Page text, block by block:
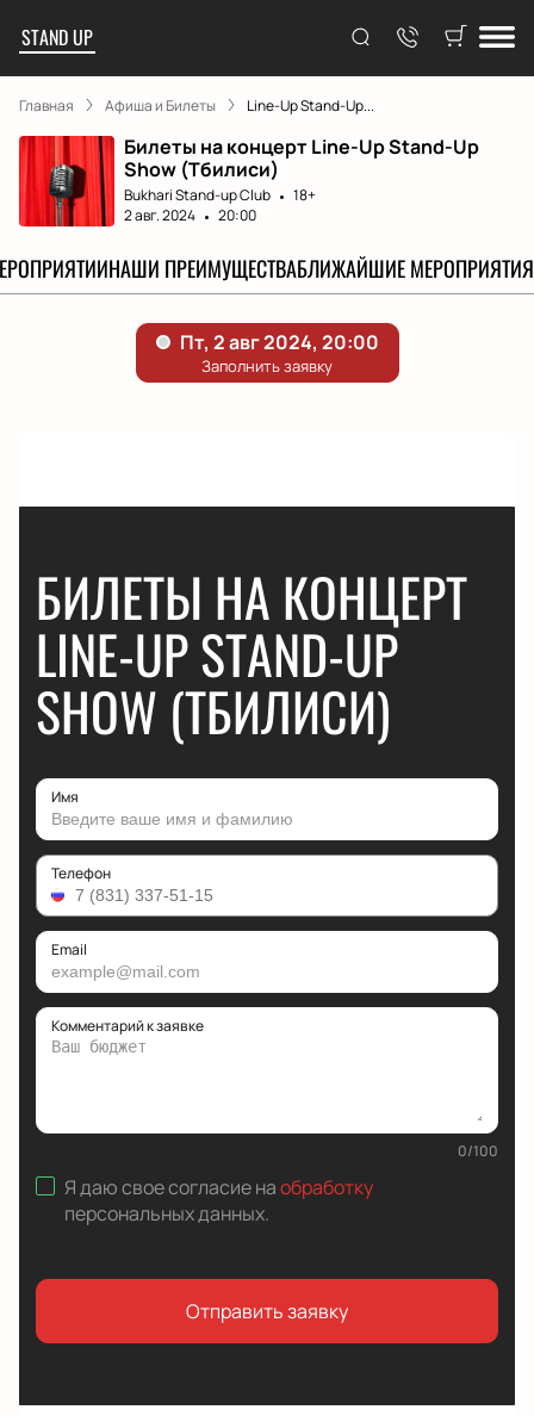
STAND UP
Главная Афиша и Билеты Line-Up Stand-Up...
Билеты на концерт Line-Up Stand-Up
Show (Тбилиси)
Bukhari Stand-up Club
18+
2 авг. 2024
20:00
НАШИ ПРЕИМУЩЕСТВАБЛИЖАЙШИЕ МЕРОПРИЯТИЯ
БИЛЕТЫ НА КОНЦЕРТ
LINE-UP STAND-UP
SHOW (ТБИЛИСИ)
Имя
Телефон
Email
Комментарий к заявке
0/100
Я даю свое согласие наобработку
персональных данных.
Отправить заявку